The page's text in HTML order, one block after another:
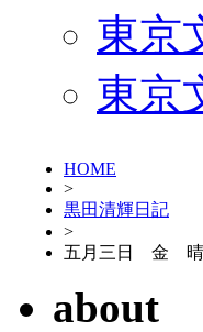
東京
東京
HOME
>
黒田清輝日記
>
五月三日 金 晴
about